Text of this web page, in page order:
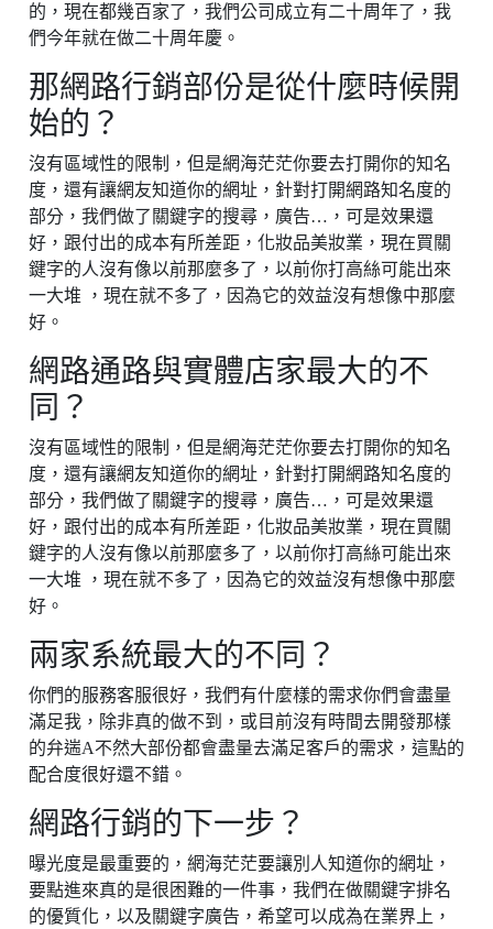
的，現在都幾百家了，我們公司成立有二十周年了，我
們今年就在做二十周年慶。
那網路行銷部份是從什麼時候開
始的？
沒有區域性的限制，但是網海茫茫你要去打開你的知名
度，還有讓網友知道你的網址，針對打開網路知名度的
部分，我們做了關鍵字的搜尋，廣告…，可是效果還
好，跟付出的成本有所差距，化妝品美妝業，現在買關
鍵字的人沒有像以前那麼多了，以前你打高絲可能出來
一大堆 ，現在就不多了，因為它的效益沒有想像中那麼
好。
網路通路與實體店家最大的不
同？
沒有區域性的限制，但是網海茫茫你要去打開你的知名
度，還有讓網友知道你的網址，針對打開網路知名度的
部分，我們做了關鍵字的搜尋，廣告…，可是效果還
好，跟付出的成本有所差距，化妝品美妝業，現在買關
鍵字的人沒有像以前那麼多了，以前你打高絲可能出來
一大堆 ，現在就不多了，因為它的效益沒有想像中那麼
好。
兩家系統最大的不同？
你們的服務客服很好，我們有什麼樣的需求你們會盡量
滿足我，除非真的做不到，或目前沒有時間去開發那樣
的弁遄A不然大部份都會盡量去滿足客戶的需求，這點的
配合度很好還不錯。
網路行銷的下一步？
曝光度是最重要的，網海茫茫要讓別人知道你的網址，
要點進來真的是很困難的一件事，我們在做關鍵字排名
的優質化，以及關鍵字廣告，希望可以成為在業界上，